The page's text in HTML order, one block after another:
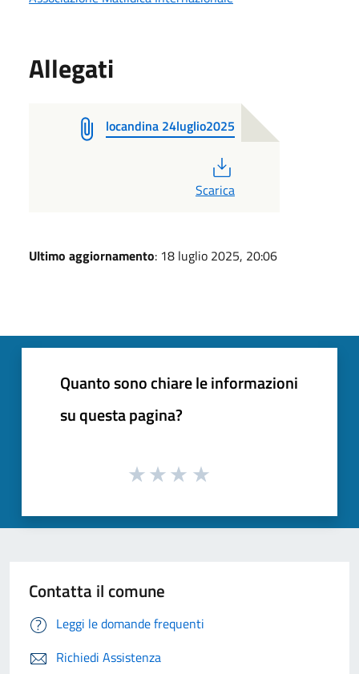
Allegati
locandina 24luglio2025
Scarica
Ultimo aggiornamento: 18 luglio 2025, 20:06
Quanto sono chiare le informazioni
su questa pagina?
Contatta il comune
Leggi le domande frequenti
Richiedi Assistenza